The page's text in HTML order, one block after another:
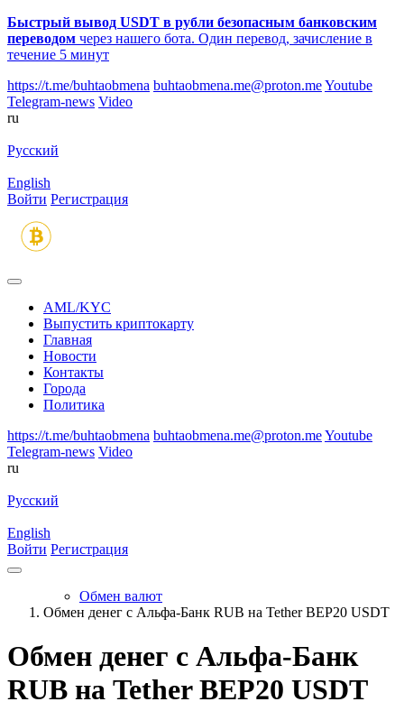
Быстрый вывод USDT в рубли безопасным банковским
переводом через нашего бота. Один перевод, зачисление в
течение 5 минут
https://t.me/buhtaobmena buhtaobmena.me@proton.meYoutube
Telegram-news Video
ru
Русский
English
Войти Регистрация
AML/KYC
Выпустить криптокарту
Главная
Новости
Контакты
Города
Политика
https://t.me/buhtaobmena buhtaobmena.me@proton.meYoutube
Telegram-news Video
ru
Русский
English
Войти Регистрация
Обмен валют
Обмен денег с Альфа-Банк RUB на Tether BEP20 USDT
Обмен денег с Альфа-Банк
RUB на Tether BEP20 USDT